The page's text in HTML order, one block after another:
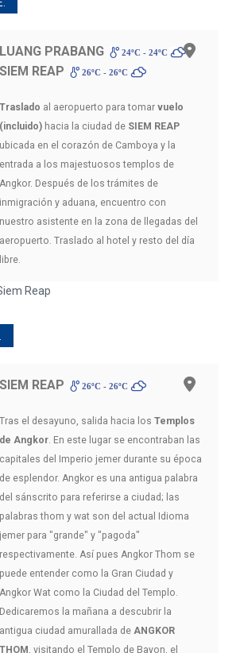
LUANG PRABANG 24ºC - 24ºC
-
SIEM REAP
26ºC - 26ºC
Traslado al aeropuerto para tomar vuelo
(incluido) hacia la ciudad de SIEM REAP
ubicada en el corazón de Camboya y la
entrada a los majestuosos templos de
Angkor. Después de los trámites de
inmigración y aduana, encuentro con
nuestro asistente en la zona de llegadas del
aeropuerto. Traslado al hotel y resto del día
libre.
SIEM REAP 26ºC - 26ºC
Tras el desayuno, salida hacia los Templos
de Angkor. En este lugar se encontraban las
capitales del Imperio jemer durante su época
de esplendor. Angkor es una antigua palabra
del sánscrito para referirse a ciudad; las
palabras thom y wat son del actual Idioma
jemer para "grande" y "pagoda"
respectivamente. Así pues Angkor Thom se
puede entender como la Gran Ciudad y
Angkor Wat como la Ciudad del Templo.
Dedicaremos la mañana a descubrir la
antigua ciudad amurallada de ANGKOR
THOM, visitando el Templo de Bayon, el